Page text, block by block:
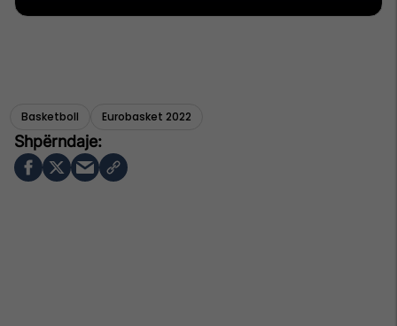
Basketboll Eurobasket 2022